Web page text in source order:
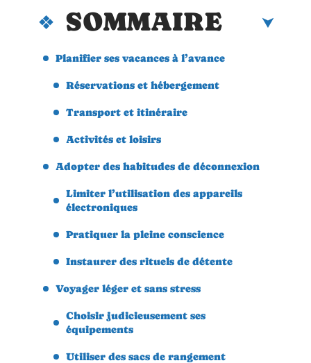
SOMMAIRE
Planifier ses vacances à l’avance
Réservations et hébergement
Transport et itinéraire
Activités et loisirs
Adopter des habitudes de déconnexion
Limiter l’utilisation des appareils
électroniques
Pratiquer la pleine conscience
Instaurer des rituels de détente
Voyager léger et sans stress
Choisir judicieusement ses
équipements
Utiliser des sacs de rangement